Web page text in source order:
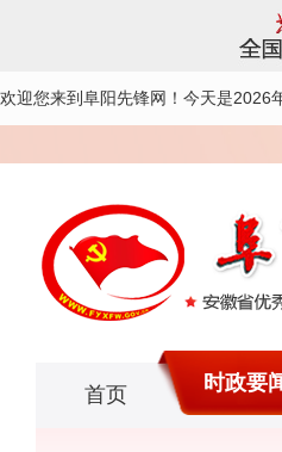
欢迎您来到阜阳先锋网！ 今天是2026
首页 时政要